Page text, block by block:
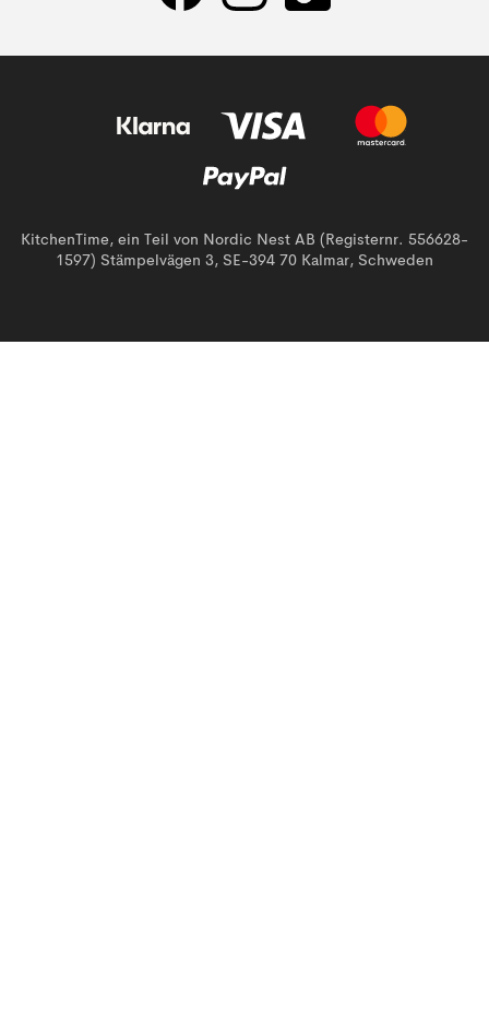
KitchenTime, ein Teil von Nordic Nest AB (Registernr. 556628-
1597) Stämpelvägen 3, SE-394 70 Kalmar, Schweden